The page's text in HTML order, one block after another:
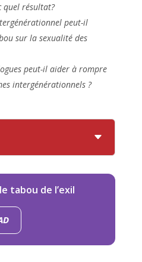
quel résultat?
peut-il
sur la sexualité des
peut-il aider à rompre
intergénérationnels ?
tabou de l’exil